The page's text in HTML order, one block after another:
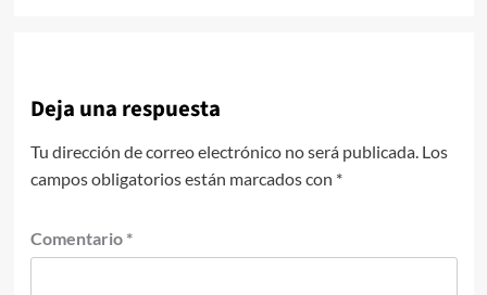
Deja una respuesta
Tu dirección de correo electrónico no será publicada. Los
campos obligatorios están marcados con *
Comentario *